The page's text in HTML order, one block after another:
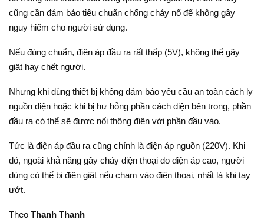
cũng cần đảm bảo tiêu chuẩn chống cháy nổ để không gây
nguy hiểm cho người sử dụng.
Nếu đúng chuẩn, điện áp đầu ra rất thấp (5V), không thể gây
giật hay chết người.
Nhưng khi dùng thiết bị không đảm bảo yêu cầu an toàn cách ly
nguồn điện hoặc khi bị hư hỏng phần cách điện bên trong, phần
đầu ra có thể sẽ được nối thông điện với phần đầu vào.
Tức là điện áp đầu ra cũng chính là điện áp nguồn (220V). Khi
đó, ngoài khả năng gây cháy điện thoại do điện áp cao, người
dùng có thể bị điện giật nếu chạm vào điện thoại, nhất là khi tay
ướt.
Theo Thanh Thanh